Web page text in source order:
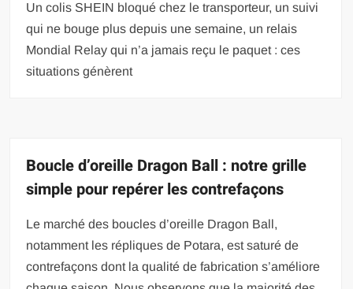
Un colis SHEIN bloqué chez le transporteur, un suivi
qui ne bouge plus depuis une semaine, un relais
Mondial Relay qui n’a jamais reçu le paquet : ces
situations génèrent
Boucle d’oreille Dragon Ball : notre grille
simple pour repérer les contrefaçons
Le marché des boucles d’oreille Dragon Ball,
notamment les répliques de Potara, est saturé de
contrefaçons dont la qualité de fabrication s’améliore